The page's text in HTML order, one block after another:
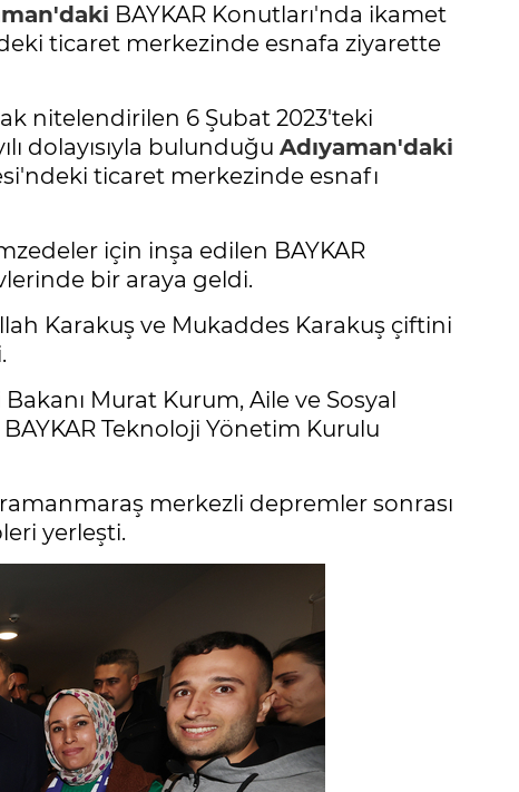
BAYKAR Konutları'nda ikamet
ticaret merkezinde esnafa ziyarette
nitelendirilen 6 Şubat 2023'teki
dolayısıyla bulunduğu Adıyaman'daki
ticaret merkezinde esnafı
için inşa edilen BAYKAR
bir araya geldi.
Karakuş ve Mukaddes Karakuş çiftini
Murat Kurum, Aile ve Sosyal
Teknoloji Yönetim Kurulu
merkezli depremler sonrası
yerleşti.